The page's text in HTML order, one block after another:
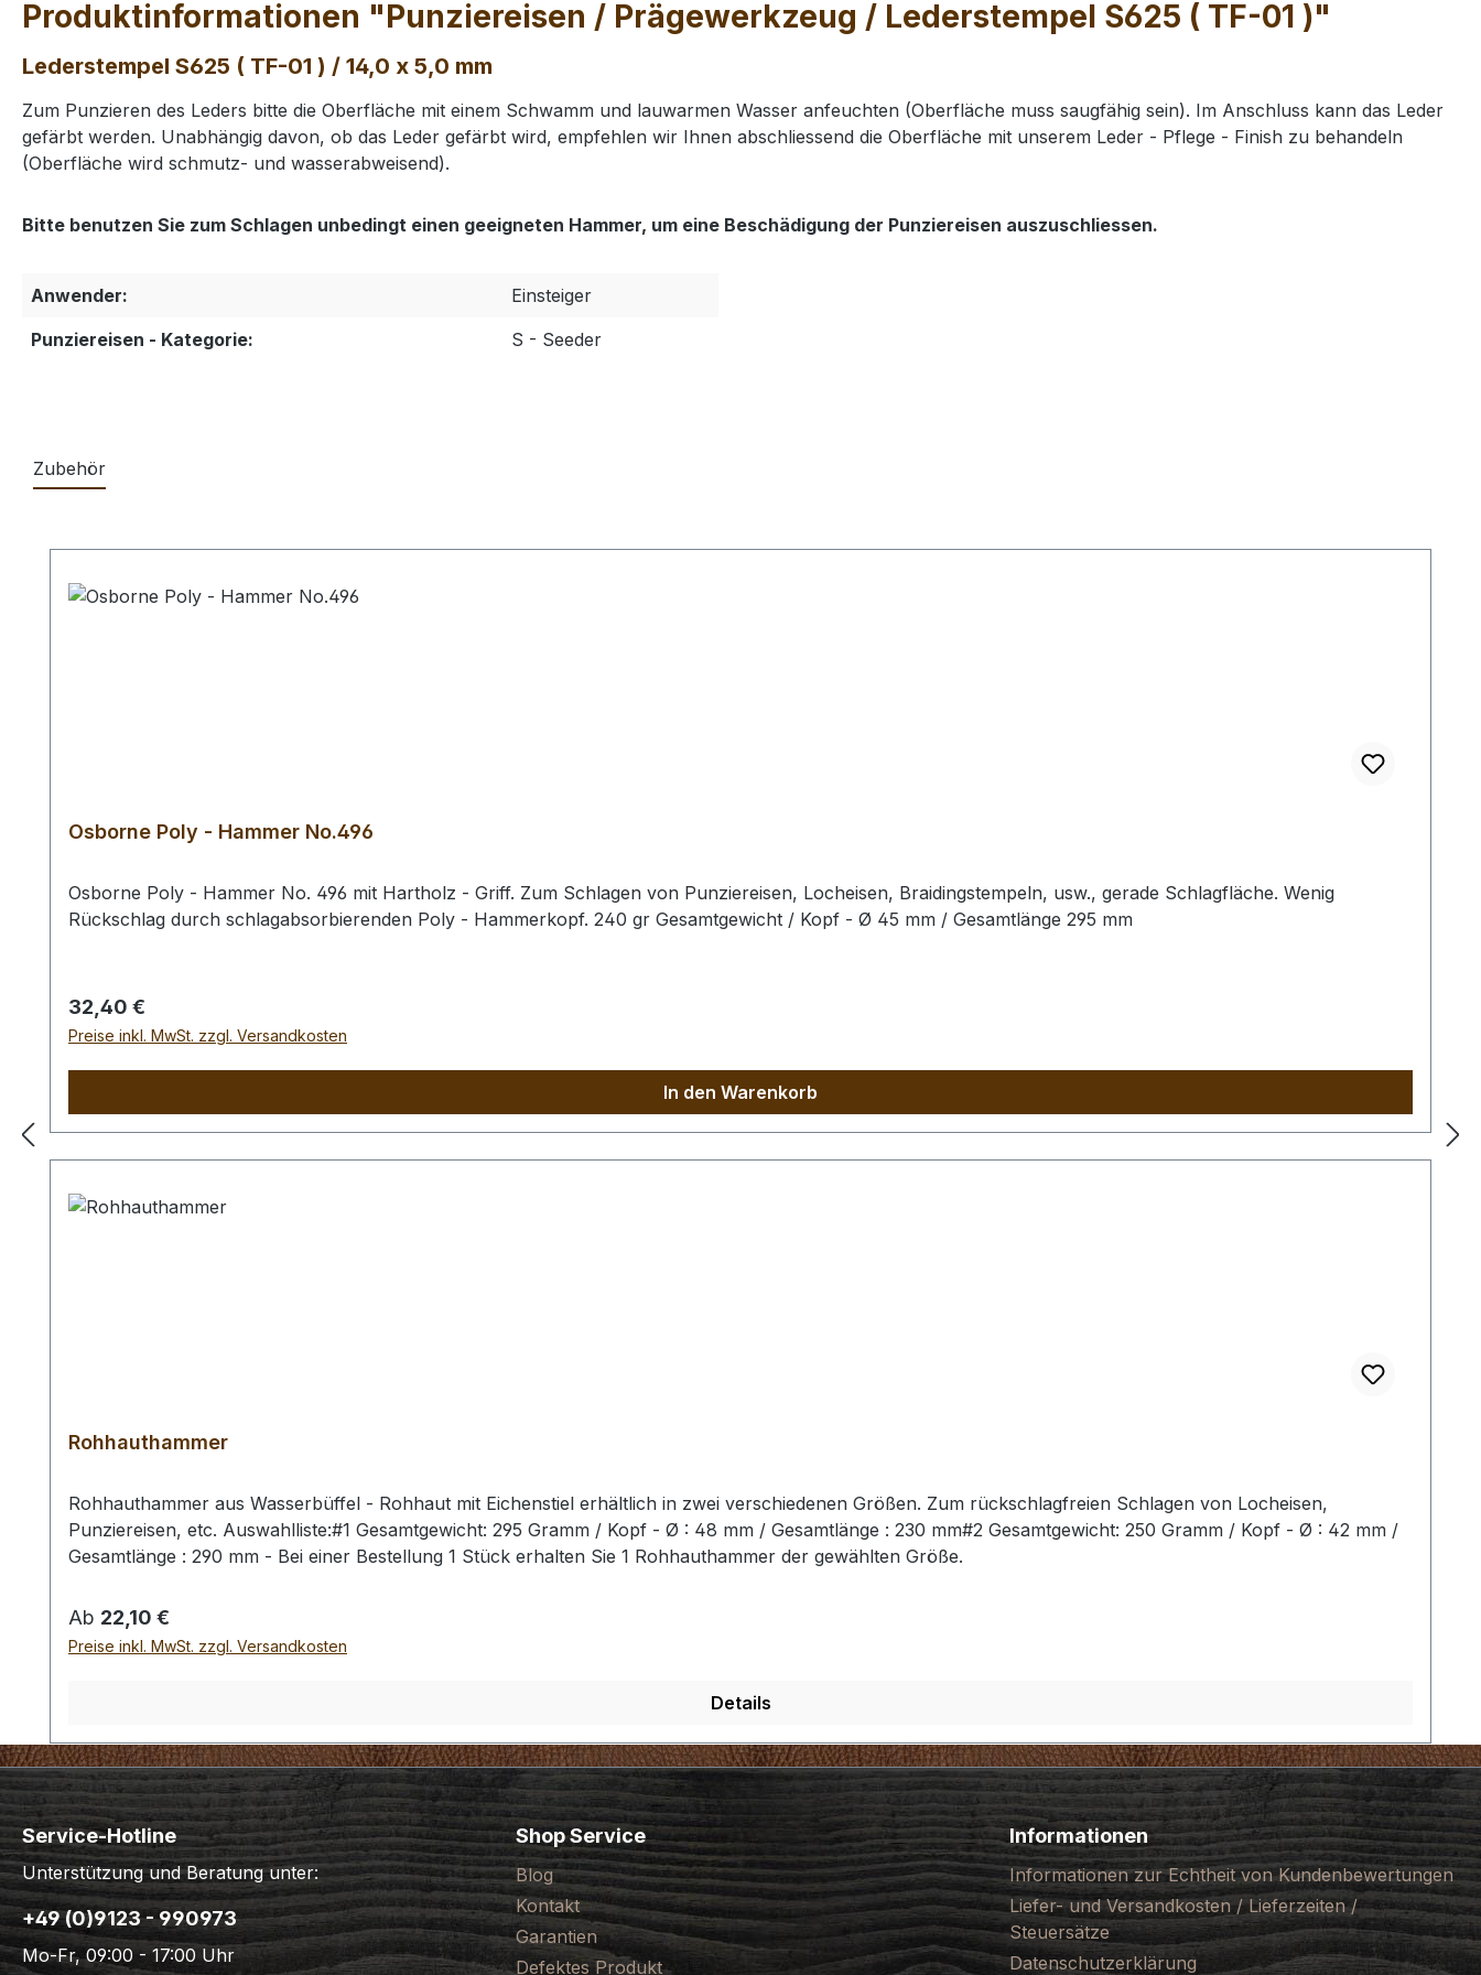
Produktinformationen "Punziereisen / Prägewerkzeug / Lederstempel S625 ( TF-01 )"
Lederstempel S625 ( TF-01 ) / 14,0 x 5,0 mm
Zum Punzieren des Leders bitte die Oberfläche mit einem Schwamm und lauwarmen Wasser anfeuchten (Oberfläche muss saugfähig sein). Im Anschluss kann das Leder
gefärbt werden. Unabhängig davon, ob das Leder gefärbt wird, empfehlen wir Ihnen abschliessend die Oberfläche mit unserem Leder - Pflege - Finish zu behandeln
(Oberfläche wird schmutz- und wasserabweisend).
Bitte benutzen Sie zum Schlagen unbedingt einen geeigneten Hammer, um eine Beschädigung der Punziereisen auszuschliessen.
Anwender:
Einsteiger
Punziereisen - Kategorie:
S - Seeder
Zubehör
Osborne Poly - Hammer No.496
Osborne Poly - Hammer No. 496 mit Hartholz - Griff. Zum Schlagen von Punziereisen, Locheisen, Braidingstempeln, usw., gerade Schlagfläche. Wenig
Rückschlag durch schlagabsorbierenden Poly - Hammerkopf. 240 gr Gesamtgewicht / Kopf - Ø 45 mm / Gesamtlänge 295 mm
Regulärer Preis:
32,40 €
Preise inkl. MwSt. zzgl. Versandkosten
In den Warenkorb
Rohhauthammer
Rohhauthammer aus Wasserbüffel - Rohhaut mit Eichenstiel erhältlich in zwei verschiedenen Größen. Zum rückschlagfreien Schlagen von Locheisen,
Punziereisen, etc. Auswahlliste:#1 Gesamtgewicht: 295 Gramm / Kopf - Ø : 48 mm / Gesamtlänge : 230 mm#2 Gesamtgewicht: 250 Gramm / Kopf - Ø : 42 mm /
Gesamtlänge : 290 mm - Bei einer Bestellung 1 Stück erhalten Sie 1 Rohhauthammer der gewählten Größe.
Regulärer Preis:
Ab 22,10 €
Preise inkl. MwSt. zzgl. Versandkosten
Details
Service-Hotline
Unterstützung und Beratung unter:
+49 (0)9123 - 990973
Mo-Fr, 09:00 - 17:00 Uhr
Shop Service
Blog
Kontakt
Garantien
Defektes Produkt
Informationen
Informationen zur Echtheit von Kundenbewertungen
Liefer- und Versandkosten / Lieferzeiten /
Steuersätze
Datenschutzerklärung